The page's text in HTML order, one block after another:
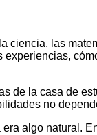
las
de la casa de
no
algo natural.